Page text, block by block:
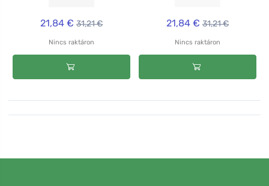
21,84 € 31,21 €
Nincs raktáron
21,84 € 31,21 €
Nincs raktáron